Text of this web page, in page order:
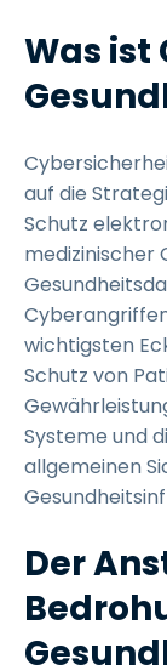
Was ist
auf die
Schutz
medizinischer
wichtigsten
Schutz von
Systeme und
allgemeinen
Der